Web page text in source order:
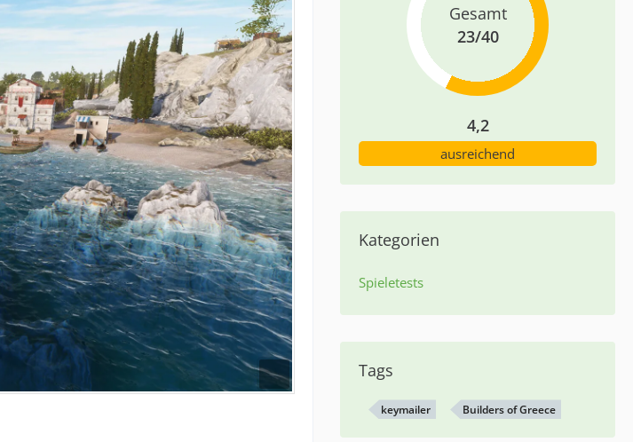
Gesamt
23/40
4,2
ausreichend
Kategorien
Spieletests
Tags
keymailer Builders of Greece